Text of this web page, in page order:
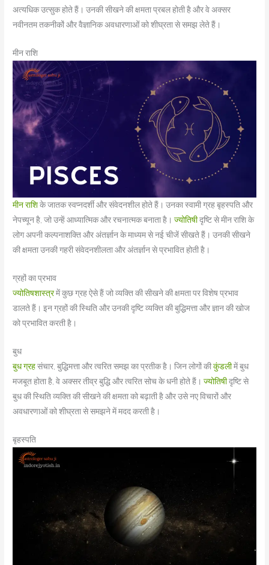
अत्यधिक उत्सुक होते हैं। उनकी सीखने की क्षमता प्रबल होती है और वे अक्सर
नवीनतम तकनीकों और वैज्ञानिक अवधारणाओं को शीघ्रता से समझ लेते हैं।
मीन राशि
मीन राशिके जातक स्वप्नदर्शी और संवेदनशील होते हैं। उनका स्वामी ग्रह बृहस्पति और
नेपच्यून है, जो उन्हें आध्यात्मिक और रचनात्मक बनाता है।ज्योतिषीदृष्टि से मीन राशि के
लोग अपनी कल्पनाशक्ति और अंतर्ज्ञान के माध्यम से नई चीजें सीखते हैं। उनकी सीखने
की क्षमता उनकी गहरी संवेदनशीलता और अंतर्ज्ञान से प्रभावित होती है।
ग्रहों का प्रभाव
ज्योतिषशास्त्रमें कुछ ग्रह ऐसे हैं जो व्यक्ति की सीखने की क्षमता पर विशेष प्रभाव
डालते हैं। इन ग्रहों की स्थिति और उनकी दृष्टि व्यक्ति की बुद्धिमत्ता और ज्ञान की खोज
को प्रभावित करती है।
बुध
बुध ग्रहसंचार, बुद्धिमत्ता और त्वरित समझ का प्रतीक है। जिन लोगों कीकुंडलीमें बुध
मजबूत होता है, वे अक्सर तीव्र बुद्धि और त्वरित सोच के धनी होते हैं।ज्योतिषीदृष्टि से
बुध की स्थिति व्यक्ति की सीखने की क्षमता को बढ़ाती है और उसे नए विचारों और
अवधारणाओं को शीघ्रता से समझने में मदद करती है।
बृहस्पति